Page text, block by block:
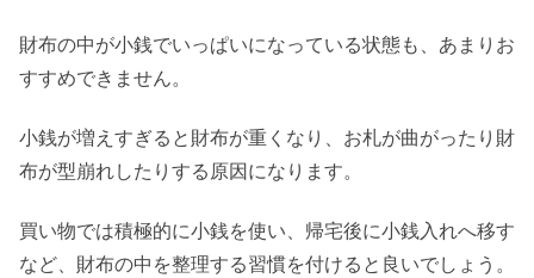
財布の中が小銭でいっぱいになっている状態も、あまりお
すすめできません。
小銭が増えすぎると財布が重くなり、お札が曲がったり財
布が型崩れしたりする原因になります。
買い物では積極的に小銭を使い、帰宅後に小銭入れへ移す
など、財布の中を整理する習慣を付けると良いでしょう。